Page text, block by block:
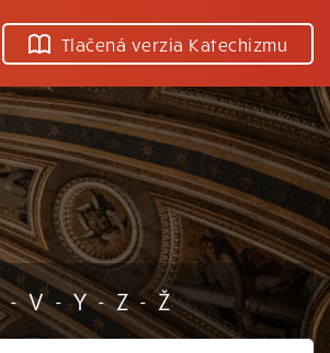
Tlačená verzia Katechizmu
- V - Y - Z - Ž